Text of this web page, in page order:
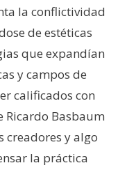
la conflictividad
de estéticas
que expandían
y campos de
calificados con
Ricardo Basbaum
creadores y algo
la práctica